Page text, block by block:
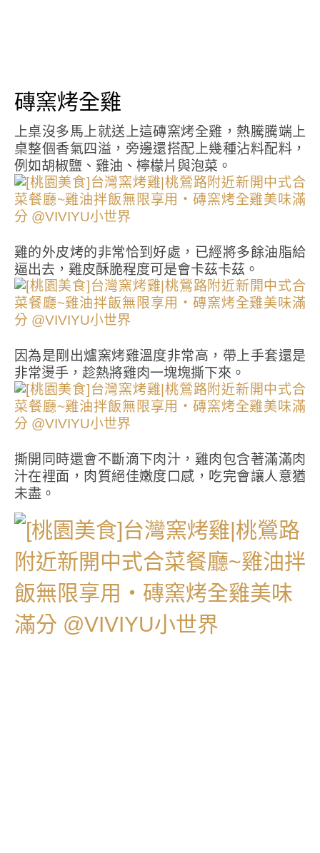
磚窯烤全雞
上桌沒多馬上就送上這磚窯烤全雞，熱騰騰端上
桌整個香氣四溢，旁邊還搭配上幾種沾料配料，
例如胡椒鹽、雞油、檸檬片與泡菜。
雞的外皮烤的非常恰到好處，已經將多餘油脂給
逼出去，雞皮酥脆程度可是會卡茲卡茲。
因為是剛出爐窯烤雞溫度非常高，帶上手套還是
非常燙手，趁熱將雞肉一塊塊撕下來。
撕開同時還會不斷滴下肉汁，雞肉包含著滿滿肉
汁在裡面，肉質絕佳嫩度口感，吃完會讓人意猶
未盡。